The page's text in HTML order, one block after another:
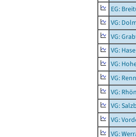
EG:
VG:
VG:
VG:
VG:
VG:
VG:
VG:
VG:
VG: